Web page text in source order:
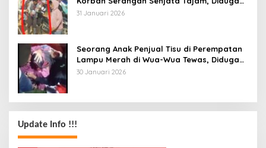
Terkait Tanah
31 Januari 2026
Seorang Anak Penjual Tisu di Perempatan
Lampu Merah di Wua-Wua Tewas, Diduga
Jadi Korban Tabrak Lari
30 Januari 2026
Update Info !!!